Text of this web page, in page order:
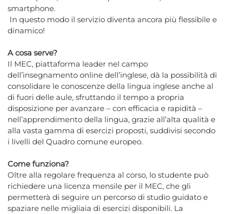
smartphone.
In questo modo il servizio diventa ancora più flessibile e
dinamico!
A cosa serve?
Il MEC, piattaforma leader nel campo
dell’insegnamento online dell’inglese, dà la possibilità di
consolidare le conoscenze della lingua inglese anche al
di fuori delle aule, sfruttando il tempo a propria
disposizione per avanzare – con efficacia e rapidità –
nell’apprendimento della lingua, grazie all’alta qualità e
alla vasta gamma di esercizi proposti, suddivisi secondo
i livelli del Quadro comune europeo.
Come funziona?
Oltre alla regolare frequenza al corso, lo studente può
richiedere una licenza mensile per il MEC, che gli
permetterà di seguire un percorso di studio guidato e
spaziare nelle migliaia di esercizi disponibili. La